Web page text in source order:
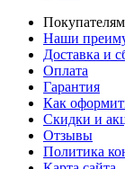
Покупателям
Наши
Доставка и
Оплата
Гарантия
Как
Скидки и
Отзывы
Политика